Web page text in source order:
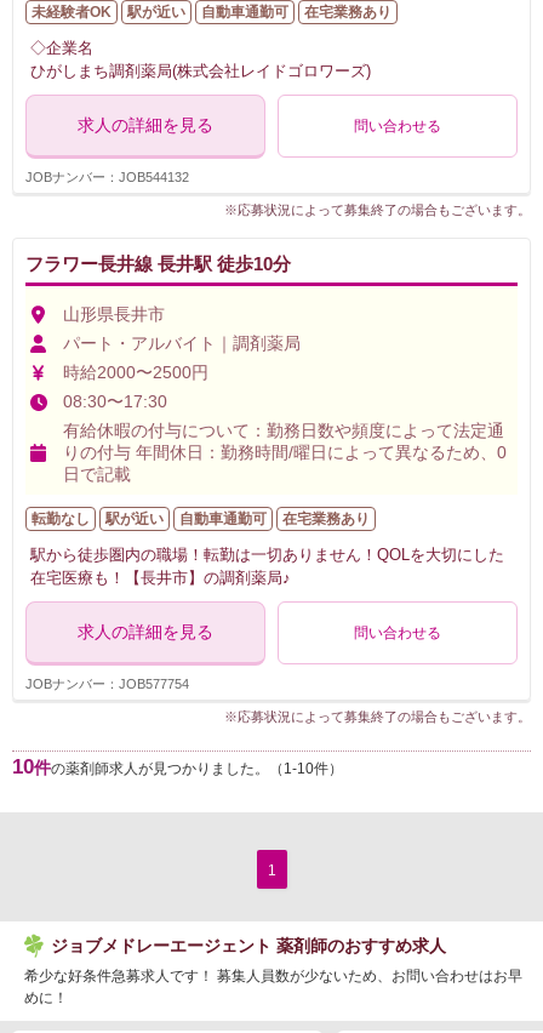
未経験者OK
駅が近い 自動車通勤可 在宅業務あり
◇企業名
ひがしまち調剤薬局(株式会社レイドゴロワーズ)
求人の詳細を見る 問い合わせる
JOBナンバー：JOB544132
※応募状況によって募集終了の場合もございます。
フラワー長井線 長井駅 徒歩10分
山形県長井市
パート・アルバイト｜調剤薬局
時給2000〜2500円
08:30〜17:30
有給休暇の付与について：勤務日数や頻度によって法定通
りの付与 年間休日：勤務時間/曜日によって異なるため、0
日で記載
転勤なし 駅が近い 自動車通勤可 在宅業務あり
駅から徒歩圏内の職場！転勤は一切ありません！QOLを大切にした
在宅医療も！【長井市】の調剤薬局♪
求人の詳細を見る 問い合わせる
JOBナンバー：JOB577754
※応募状況によって募集終了の場合もございます。
10件の薬剤師求人が見つかりました。（1-10件）
1
ジョブメドレーエージェント 薬剤師のおすすめ求人
希少な好条件急募求人です！ 募集人員数が少ないため、お問い合わせはお早
めに！